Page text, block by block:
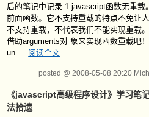
后的笔记中记录 1.javascript函数无重
前面函数。它不支持重载的特点不免让
不支持重载，不代表我们不能实现重载
借助arguments对 象来实现函数重载吧
un...
阅读全文
posted @ 2008-05-08 20:20
《javascript高级程序设计》学习笔
法拾遗